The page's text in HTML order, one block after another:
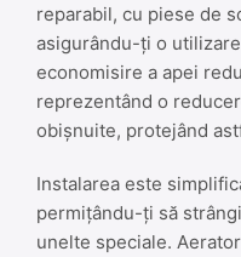
reparabil, cu piese de
asigurându-ți o
economisire a apei
reprezentând o
obișnuite, protejând
Instalarea este
permițându-ți să
unelte speciale.